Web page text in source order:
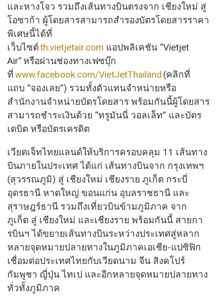
และหางโจว รวมถึงเส้นทางบินตรงจาก เชียงใหม่ สู่
โอซาก้า ผู้โดยสารสามารถสำรองบัตรโดยสารราคา
พิเศษนี้ได้ที่
เว็บไซต์th.vietjetair.com แอปพลิเคชัน “Vietjet
Air” หรือผ่านช่องทางเฟซบุ๊ก
ที่www.facebook.com/VietJetThailand (คลิกที่
แถบ “จองเลย”) รวมทั้งตัวแทนจำหน่ายหรือ
สำนักงานจำหน่ายบัตรโดยสาร พร้อมกันนี้ผู้โดยสาร
สามารถชำระเงินด้วย “ทรูมันนี่ วอลเล็ท” และบัตร
เดบิต หรือบัตรเครดิต
เวียตเจ็ทไทยแลนด์ให้บริการครอบคลุม 11 เส้นทาง
บินภายในประเทศ ได้แก่ เส้นทางบินจาก กรุงเทพฯ
(สุวรรณภูมิ) สู่ เชียงใหม่ เชียงราย ภูเก็ต กระบี่
อุดรธานี หาดใหญ่ ขอนแก่น อุบลราชธานี และ
สุราษฎร์ธานี รวมถึงเที่ยวบินข้ามภูมิภาค จาก
ภูเก็ต สู่ เชียงใหม่ และเชียงราย พร้อมกันนี้ สายกา
รบินฯ ได้ขยายเส้นทางบินระหว่างประเทศสู่หลาก
หลายจุดหมายปลายทางในภูมิภาคเอเชีย-แปซิฟิก
เชื่อมต่อประเทศไทยกับเวียดนาม จีน สิงคโปร์
กัมพูชา ญี่ปุ่น ไทเป และอีกหลายจุดหมายปลายทาง
ทั่วทั้งภูมิภาค